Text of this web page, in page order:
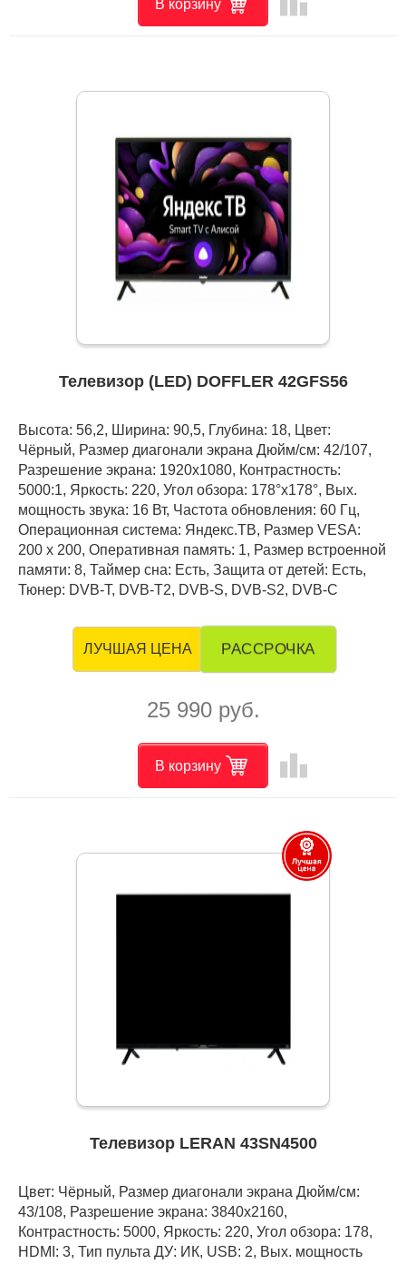
В корзину
Телевизор (LED) DOFFLER 42GFS56
Высота: 56,2, Ширина: 90,5, Глубина: 18, Цвет:
Чёрный, Размер диагонали экрана Дюйм/см: 42/107,
Разрешение экрана: 1920x1080, Контрастность:
5000:1, Яркость: 220, Угол обзора: 178°x178°, Вых.
мощность звука: 16 Вт, Частота обновления: 60 Гц,
Операционная система: Яндекс.ТВ, Размер VESA:
200 x 200, Оперативная память: 1, Размер встроенной
памяти: 8, Таймер сна: Есть, Защита от детей: Есть,
Тюнер: DVB-T, DVB-T2, DVB-S, DVB-S2, DVB-C
ЛУЧШАЯ ЦЕНА РАССРОЧКА
25 990 руб.
В корзину leaderboard
Телевизор LERAN 43SN4500
Цвет: Чёрный, Размер диагонали экрана Дюйм/см:
43/108, Разрешение экрана: 3840x2160,
Контрастность: 5000, Яркость: 220, Угол обзора: 178,
HDMI: 3, Тип пульта ДУ: ИК, USB: 2, Вых. мощность